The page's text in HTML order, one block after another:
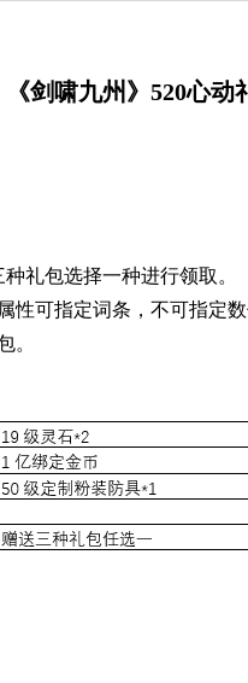
《剑啸九州》520心动
礼包选择一种进行领取。
性可指定词条，不可指定
。